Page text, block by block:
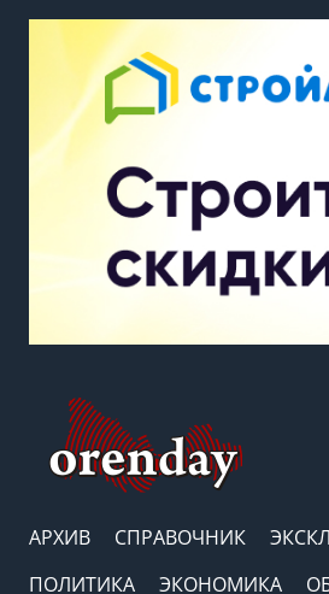
АРХИВ СПРАВОЧНИК
ПОЛИТИКА
ЭКОНОМИКА